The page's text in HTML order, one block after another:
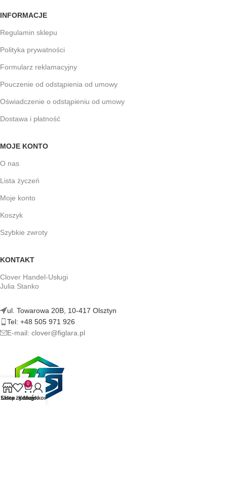
INFORMACJE
Regulamin sklepu
Polityka prywatności
Formularz reklamacyjny
Pouczenie od odstąpienia od umowy
Oświadczenie o odstąpieniu od umowy
Dostawa i płatność
MOJE KONTO
O nas
Lista życzeń
Moje konto
Koszyk
Szybkie zwroty
KONTAKT
Clover Handel-Usługi
Julia Stanko
ul. Towarowa 20B, 10-417 Olsztyn
Tel: +48 505 971 926
E-mail: clover@figlara.pl
Sklep
Lista życzeń
0
Koszyk
Moje konto